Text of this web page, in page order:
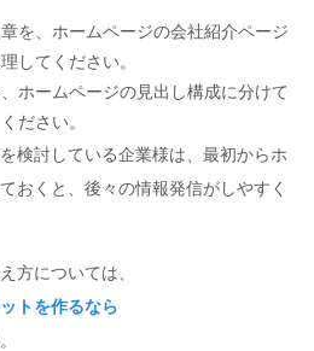
を、ホームページの会社紹介ページ
してください。
ホームページの見出し構成に分けて
ください。
検討している企業様は、最初からホ
おくと、後々の情報発信がしやすく
方については、
トを作るなら